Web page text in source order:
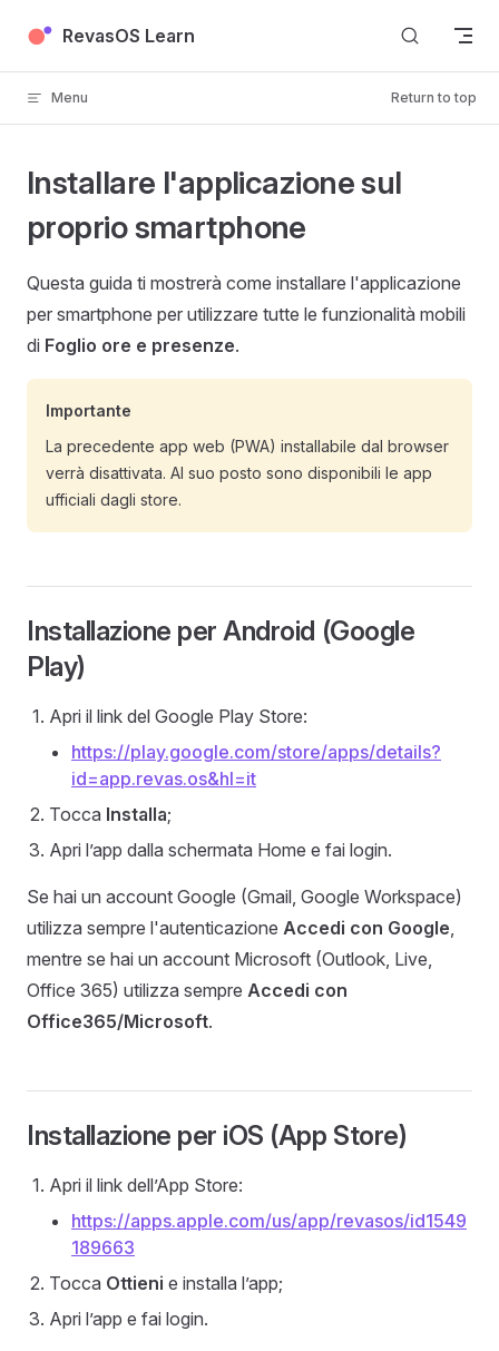
Skip to content
RevasOS Learn
Menu Return to top
Installare l'applicazione sul
proprio smartphone
Questa guida ti mostrerà come installare l'applicazione
per smartphone per utilizzare tutte le funzionalità mobili
di Foglio ore e presenze.
Importante
La precedente app web (PWA) installabile dal browser
verrà disattivata. Al suo posto sono disponibili le app
ufficiali dagli store.
Installazione per Android (Google
Play)
Apri il link del Google Play Store:
https://play.google.com/store/apps/details?
id=app.revas.os&hl=it
Tocca Installa;
Apri l’app dalla schermata Home e fai login.
Se hai un account Google (Gmail, Google Workspace)
utilizza sempre l'autenticazione Accedi con Google,
mentre se hai un account Microsoft (Outlook, Live,
Office 365) utilizza sempre Accedi con
Office365/Microsoft.
Installazione per iOS (App Store)
Apri il link dell’App Store:
https://apps.apple.com/us/app/revasos/id1549
189663
Tocca Ottieni e installa l’app;
Apri l’app e fai login.